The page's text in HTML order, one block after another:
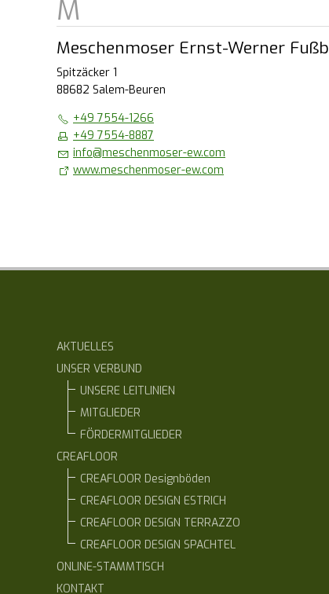
Meschenmoser Ernst-Werner
Spitzäcker 1
88682 Salem-Beuren
+49 7554-1266
+49 7554-8887
info@meschenmoser-ew.com
www.meschenmoser-ew.com
AKTUELLES
UNSER VERBUND
UNSERE LEITLINIEN
MITGLIEDER
FÖRDERMITGLIEDER
CREAFLOOR
CREAFLOOR Designböden
CREAFLOOR DESIGN ESTRICH
CREAFLOOR DESIGN TERRAZZO
CREAFLOOR DESIGN SPACHTEL
ONLINE-STAMMTISCH
KONTAKT